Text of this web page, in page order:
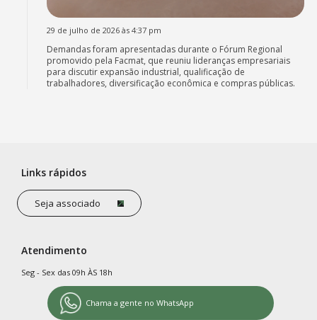
29 de julho de 2026 às 4:37 pm
Demandas foram apresentadas durante o Fórum Regional
promovido pela Facmat, que reuniu lideranças empresariais
para discutir expansão industrial, qualificação de
trabalhadores, diversificação econômica e compras públicas.
Links rápidos
Seja associado
Atendimento
Seg - Sex das 09h ÀS 18h
Chama a gente no WhatsApp